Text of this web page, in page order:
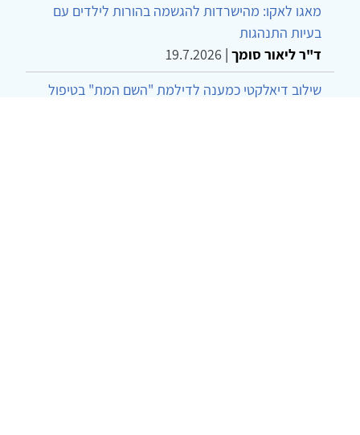
מאגו לאקו: מהישרדות להגשמה בהורות לילדים עם
בעיות התנהגות
ד"ר ליאור סומך |
19.7.2026
שילוב דיאלקטי כמענה לדילמת "השם המת" בטיפול